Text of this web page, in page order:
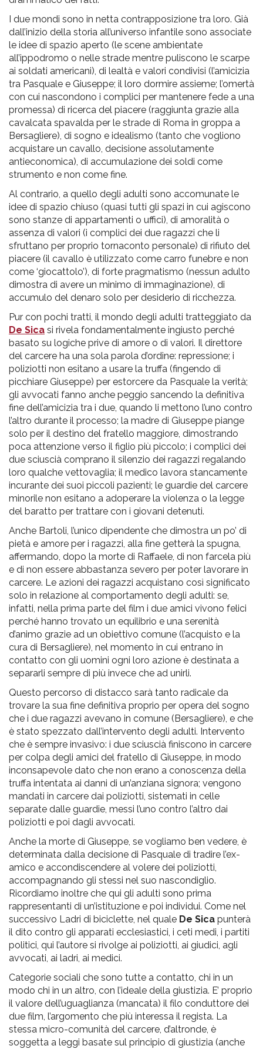
I due mondi sono in netta contrapposizione tra loro. Già
dall’inizio della storia all’universo infantile sono associate
le idee di spazio aperto (le scene ambientate
all’ippodromo o nelle strade mentre puliscono le scarpe
ai soldati americani), di lealtà e valori condivisi (l’amicizia
tra Pasquale e Giuseppe; il loro dormire assieme; l’omertà
con cui nascondono i complici per mantenere fede a una
promessa) di ricerca del piacere (raggiunta grazie alla
cavalcata spavalda per le strade di Roma in groppa a
Bersagliere), di sogno e idealismo (tanto che vogliono
acquistare un cavallo, decisione assolutamente
antieconomica), di accumulazione dei soldi come
strumento e non come fine.
Al contrario, a quello degli adulti sono accomunate le
idee di spazio chiuso (quasi tutti gli spazi in cui agiscono
sono stanze di appartamenti o uffici), di amoralità o
assenza di valori (i complici dei due ragazzi che li
sfruttano per proprio tornaconto personale) di rifiuto del
piacere (il cavallo è utilizzato come carro funebre e non
come ‘giocattolo’), di forte pragmatismo (nessun adulto
dimostra di avere un minimo di immaginazione), di
accumulo del denaro solo per desiderio di ricchezza.
Pur con pochi tratti, il mondo degli adulti tratteggiato da
De Sica si rivela fondamentalmente ingiusto perché
basato su logiche prive di amore o di valori. Il direttore
del carcere ha una sola parola d’ordine: repressione; i
poliziotti non esitano a usare la truffa (fingendo di
picchiare Giuseppe) per estorcere da Pasquale la verità;
gli avvocati fanno anche peggio sancendo la definitiva
fine dell’amicizia tra i due, quando li mettono l’uno contro
l’altro durante il processo; la madre di Giuseppe piange
solo per il destino del fratello maggiore, dimostrando
poca attenzione verso il figlio più piccolo; i complici dei
due sciuscià comprano il silenzio dei ragazzi regalando
loro qualche vettovaglia; il medico lavora stancamente
incurante dei suoi piccoli pazienti; le guardie del carcere
minorile non esitano a adoperare la violenza o la legge
del baratto per trattare con i giovani detenuti.
Anche Bartoli, l’unico dipendente che dimostra un po’ di
pietà e amore per i ragazzi, alla fine getterà la spugna,
affermando, dopo la morte di Raffaele, di non farcela più
e di non essere abbastanza severo per poter lavorare in
carcere. Le azioni dei ragazzi acquistano così significato
solo in relazione al comportamento degli adulti: se,
infatti, nella prima parte del film i due amici vivono felici
perché hanno trovato un equilibrio e una serenità
d’animo grazie ad un obiettivo comune (l’acquisto e la
cura di Bersagliere), nel momento in cui entrano in
contatto con gli uomini ogni loro azione è destinata a
separarli sempre di più invece che ad unirli.
Questo percorso di distacco sarà tanto radicale da
trovare la sua fine definitiva proprio per opera del sogno
che i due ragazzi avevano in comune (Bersagliere), e che
è stato spezzato dall’intervento degli adulti. Intervento
che è sempre invasivo: i due sciuscià finiscono in carcere
per colpa degli amici del fratello di Giuseppe, in modo
inconsapevole dato che non erano a conoscenza della
truffa intentata ai danni di un’anziana signora; vengono
mandati in carcere dai poliziotti, sistemati in celle
separate dalle guardie, messi l’uno contro l’altro dai
poliziotti e poi dagli avvocati.
Anche la morte di Giuseppe, se vogliamo ben vedere, è
determinata dalla decisione di Pasquale di tradire l’ex-
amico e accondiscendere al volere dei poliziotti,
accompagnando gli stessi nel suo nascondiglio.
Ricordiamo inoltre che qui gli adulti sono prima
rappresentanti di un’istituzione e poi individui. Come nel
successivo Ladri di biciclette, nel quale De Sica punterà
il dito contro gli apparati ecclesiastici, i ceti medi, i partiti
politici, qui l’autore si rivolge ai poliziotti, ai giudici, agli
avvocati, ai ladri, ai medici.
Categorie sociali che sono tutte a contatto, chi in un
modo chi in un altro, con l’ideale della giustizia. E’ proprio
il valore dell’uguaglianza (mancata) il filo conduttore dei
due film, l’argomento che più interessa il regista. La
stessa micro-comunità del carcere, d’altronde, è
soggetta a leggi basate sul principio di giustizia (anche